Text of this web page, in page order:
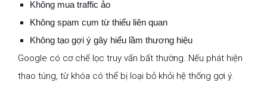
Không mua traffic ảo
Không spam cụm từ thiếu liên quan
Không tạo gợi ý gây hiểu lầm thương hiệu
Google có cơ chế lọc truy vấn bất thường. Nếu phát hiện
thao túng, từ khóa có thể bị loại bỏ khỏi hệ thống gợi ý.